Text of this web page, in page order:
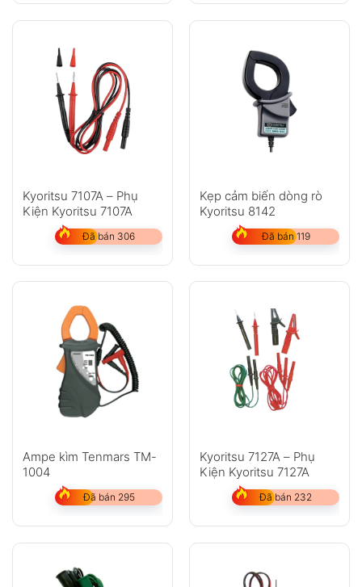
Kyoritsu 7107A – Phụ
Kiện Kyoritsu 7107A
Đã bán 306
Kẹp cảm biến dòng rò
Kyoritsu 8142
Đã bán 119
Ampe kìm Tenmars TM-
1004
Đã bán 295
Kyoritsu 7127A – Phụ
Kiện Kyoritsu 7127A
Đã bán 232